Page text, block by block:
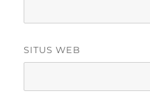
SITUS WEB